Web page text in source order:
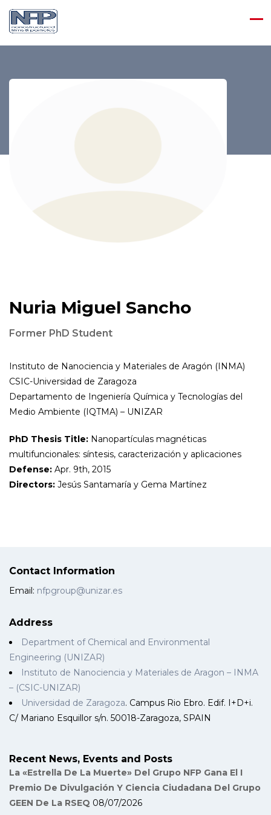
Nuria Miguel Sancho
Former PhD Student
Instituto de Nanociencia y Materiales de Aragón (INMA)
CSIC-Universidad de Zaragoza
Departamento de Ingeniería Química y Tecnologías del
Medio Ambiente (IQTMA) – UNIZAR
PhD Thesis Title: Nanopartículas magnéticas
multifuncionales: síntesis, caracterización y aplicaciones
Defense: Apr. 9th, 2015
Directors: Jesús Santamaría y Gema Martínez
Contact Information
Email: nfpgroup@unizar.es
Address
Department of Chemical and Environmental
Engineering (UNIZAR)
Instituto de Nanociencia y Materiales de Aragon – INMA
– (CSIC-UNIZAR)
Universidad de Zaragoza. Campus Rio Ebro. Edif. I+D+i.
C/ Mariano Esquillor s/n. 50018-Zaragoza, SPAIN
Recent News, Events and Posts
La «Estrella De La Muerte» Del Grupo NFP Gana El I
Premio De Divulgación Y Ciencia Ciudadana Del Grupo
GEEN De La RSEQ 08/07/2026